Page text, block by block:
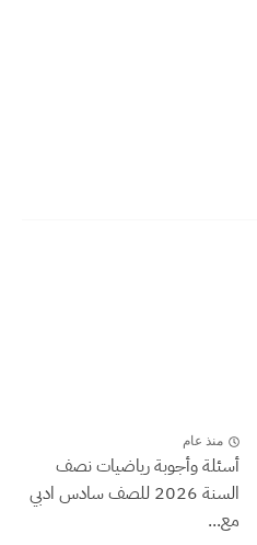
منذ عام
أسئلة وأجوبة رياضيات نصف
السنة 2026 للصف سادس ادبي
مع...